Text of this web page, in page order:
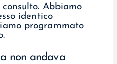
Abbiamo
identico
programmato
non andava